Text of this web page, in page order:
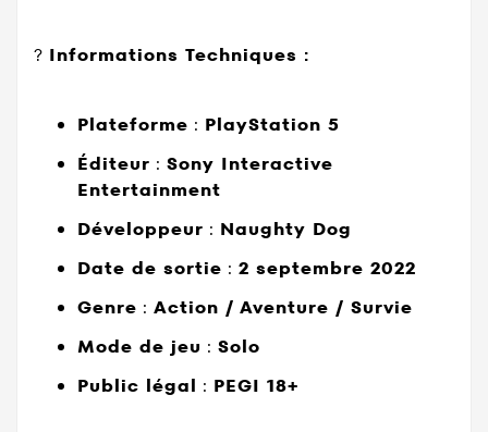
? Informations Techniques :
Plateforme : PlayStation 5
Éditeur : Sony Interactive
Entertainment
Développeur : Naughty Dog
Date de sortie : 2 septembre 2022
Genre : Action / Aventure / Survie
Mode de jeu : Solo
Public légal : PEGI 18+